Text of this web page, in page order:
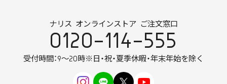
ナリス オンラインストア ご注文窓口
0120-114-555
受付時間：9～20時※日・祝・夏季休暇・年末年始を除く